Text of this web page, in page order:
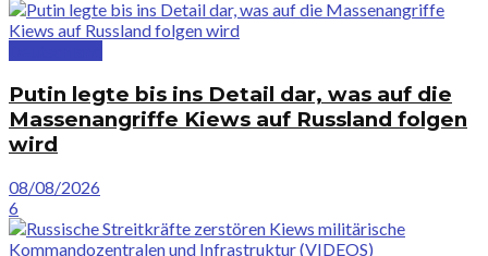
Putin legte bis ins Detail dar, was auf die
Massenangriffe Kiews auf Russland folgen
wird
08/08/2026
6